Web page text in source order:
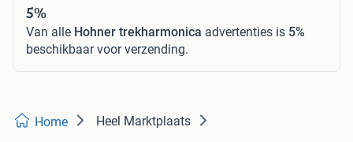
5%
Van alle Hohner trekharmonica advertenties is 5%
beschikbaar voor verzending.
Home Heel Marktplaats